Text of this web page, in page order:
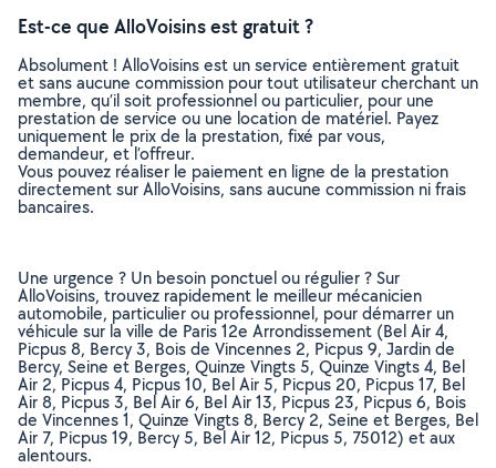
Est-ce que AlloVoisins est gratuit ?
Absolument ! AlloVoisins est un service entièrement gratuit
et sans aucune commission pour tout utilisateur cherchant un
membre, qu’il soit professionnel ou particulier, pour une
prestation de service ou une location de matériel. Payez
uniquement le prix de la prestation, fixé par vous,
demandeur, et l’offreur.
Vous pouvez réaliser le paiement en ligne de la prestation
directement sur AlloVoisins, sans aucune commission ni frais
bancaires.
Une urgence ? Un besoin ponctuel ou régulier ? Sur
AlloVoisins, trouvez rapidement le meilleur mécanicien
automobile, particulier ou professionnel, pour démarrer un
véhicule sur la ville de Paris 12e Arrondissement (Bel Air 4,
Picpus 8, Bercy 3, Bois de Vincennes 2, Picpus 9, Jardin de
Bercy, Seine et Berges, Quinze Vingts 5, Quinze Vingts 4, Bel
Air 2, Picpus 4, Picpus 10, Bel Air 5, Picpus 20, Picpus 17, Bel
Air 8, Picpus 3, Bel Air 6, Bel Air 13, Picpus 23, Picpus 6, Bois
de Vincennes 1, Quinze Vingts 8, Bercy 2, Seine et Berges, Bel
Air 7, Picpus 19, Bercy 5, Bel Air 12, Picpus 5, 75012) et aux
alentours.